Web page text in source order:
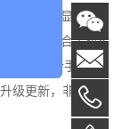
在屏幕上显示出
数据，配合手机A
用。配合手环自
级更新，非常的